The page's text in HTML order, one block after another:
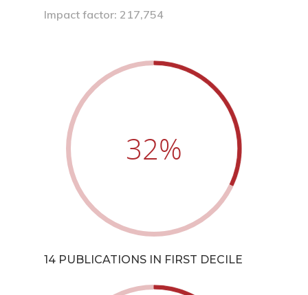
Impact factor: 217,754
32%
14 PUBLICATIONS IN FIRST DECILE